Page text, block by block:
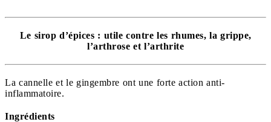
Le sirop d’épices : utile contre les rhumes, la grippe,
l’arthrose et l’arthrite
La cannelle et le gingembre ont une forte action anti-
inflammatoire.
Ingrédients